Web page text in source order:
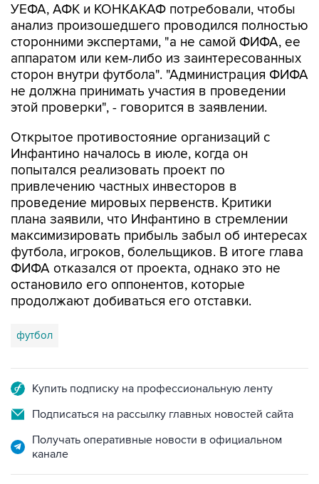
УЕФА, АФК и КОНКАКАФ потребовали, чтобы
анализ произошедшего проводился полностью
сторонними экспертами, "а не самой ФИФА, ее
аппаратом или кем-либо из заинтересованных
сторон внутри футбола". "Администрация ФИФА
не должна принимать участия в проведении
этой проверки", - говорится в заявлении.
Открытое противостояние организаций с
Инфантино началось в июле, когда он
попытался реализовать проект по
привлечению частных инвесторов в
проведение мировых первенств. Критики
плана заявили, что Инфантино в стремлении
максимизировать прибыль забыл об интересах
футбола, игроков, болельщиков. В итоге глава
ФИФА отказался от проекта, однако это не
остановило его оппонентов, которые
продолжают добиваться его отставки.
футбол
Купить подписку на профессиональную ленту
Подписаться на рассылку главных новостей сайта
Получать оперативные новости в официальном
канале